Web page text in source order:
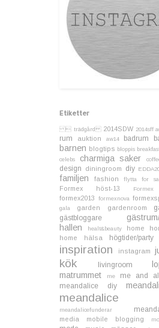
Etiketter
 trädgård 2014SDW 2014sff
rum
auktion aw14 badrum
barnen blogtips bloppis
celebs charmiga saker
design diningroom diy
familjen fashion flytta for
Formex höst-13
formex2013 formexnova
gala garden gardenroom
gästbloggare
hallen
healt&beauty home
home
hälsa högtider/party
inspiration instagram
kök livingroom
matrummet
me
me and
meandalice diy
meandalice
meandalicefunderar
media mobile blogging